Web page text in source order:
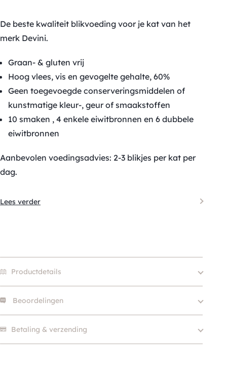
De beste kwaliteit blikvoeding voor je kat van het
merk Devini.
Graan- & gluten vrij
Hoog vlees, vis en gevogelte gehalte, 60%
Geen toegevoegde conserveringsmiddelen of
kunstmatige kleur-, geur of smaakstoffen
10 smaken , 4 enkele eiwitbronnen en 6 dubbele
eiwitbronnen
Aanbevolen voedingsadvies: 2-3 blikjes per kat per
dag.
Lees verder
Productdetails
Merk
Eiwitbron
Kip
Voedingsdoel
SKU
210000009126
Beoordelingen
Betaling & verzending